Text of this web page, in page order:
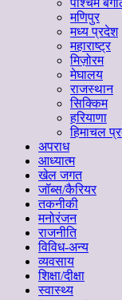
पश्चिम
मणिपुर
मध्‍य प्रदेश
महाराष्‍ट्र
मिज़ोरम
मेघालय
राजस्थान
सिक्किम
हरियाणा
हिमाचल
अपराध
आध्यात्म
खेल जगत
जॉब्स/कैरियर
तकनीकी
मनोरंजन
राजनीति
विविध-अन्य
व्यवसाय
शिक्षा/दीक्षा
स्वास्थ्य